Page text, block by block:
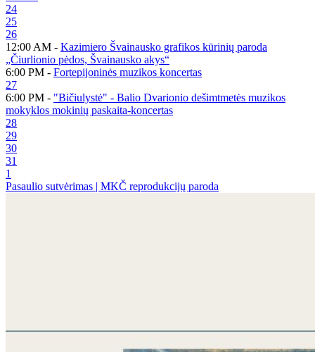
24
25
26
12:00 AM - Kazimiero Švainausko grafikos kūrinių paroda
„Čiurlionio pėdos, Švainausko akys“
6:00 PM - Fortepijoninės muzikos koncertas
27
6:00 PM - "Bičiulystė" - Balio Dvarionio dešimtmetės muzikos
mokyklos mokinių paskaita-koncertas
28
29
30
31
1
Pasaulio sutvėrimas | MKČ reprodukcijų paroda